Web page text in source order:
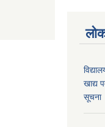
खाद्य
सूचना